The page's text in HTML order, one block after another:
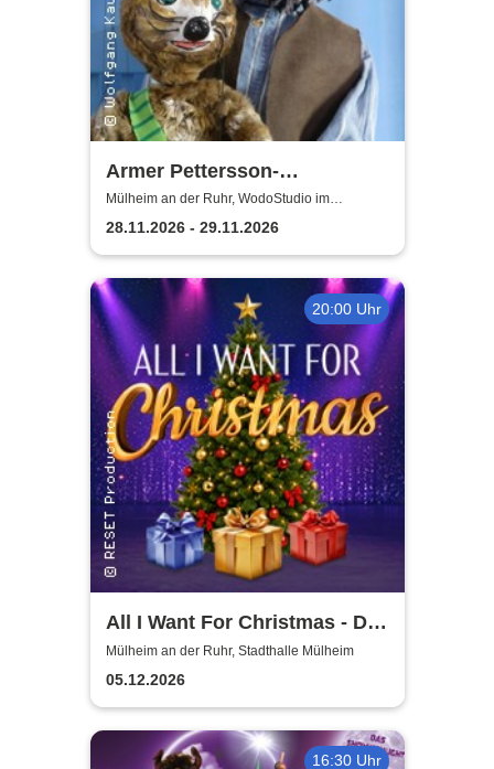
Armer Pettersson-
weihnachtlich | WodoStudio
im Ringlokschuppen Ruhr
Mülheim an der Ruhr, WodoStudio im
Ringlokschuppen Ruhr
28.11.2026 - 29.11.2026
20:00 Uhr
All I Want For Christmas - Die
besten Weihnachts-Pop-
Classics
Mülheim an der Ruhr, Stadthalle Mülheim
05.12.2026
16:30 Uhr